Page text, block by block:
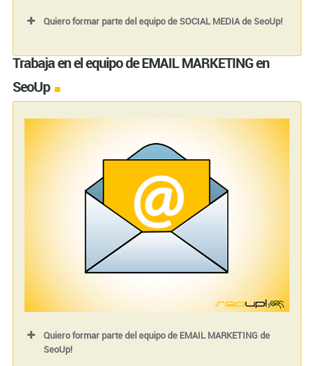
Quiero formar parte del equipo de SOCIAL MEDIA de SeoUp!
Nombre (requerido)
Tu teléfono (requerido)
Trabaja en el equipo de EMAIL MARKETING en
SeoUp
Quiero formar parte del equipo de EMAIL MARKETING de
SeoUp!